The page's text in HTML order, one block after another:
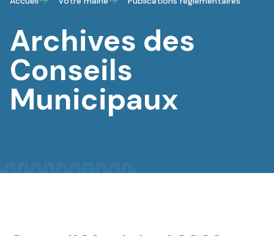
Archives des
Conseils
Municipaux